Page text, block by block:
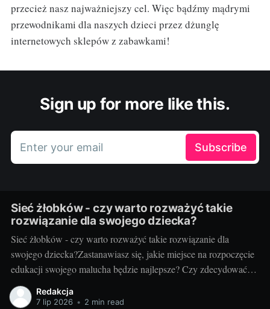
przecież nasz najważniejszy cel. Więc bądźmy mądrymi
przewodnikami dla naszych dzieci przez dżunglę
internetowych sklepów z zabawkami!
Sign up for more like this.
Enter your email Subscribe
Sieć żłobków - czy warto rozważyć takie
rozwiązanie dla swojego dziecka?
Sieć żłobków - czy warto rozważyć takie rozwiązanie dla
swojego dziecka?Zastanawiasz się, jakie miejsce na rozpoczęcie
edukacji swojego malucha będzie najlepsze? Czy zdecydować
się na małą, lokalną placówkę, czy zainwestować w sieć
żłobków? Taki dylemat to codzienność wielu rodziców. Skupmy
Redakcja
7 lip 2026 • 2 min read